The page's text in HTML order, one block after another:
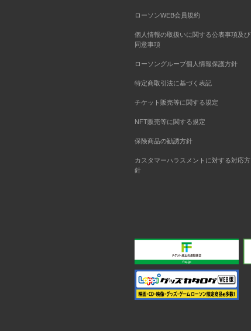
ローソンWEB会員規約
個人情報の取扱いに関する公表事項及び
同意事項
ローソングループ個人情報保護方針
特定商取引法に基づく表記
チケット販売等に関する規定
NFT販売等に関する規定
保険商品の勧誘方針
カスタマーハラスメントに対する対応方
針